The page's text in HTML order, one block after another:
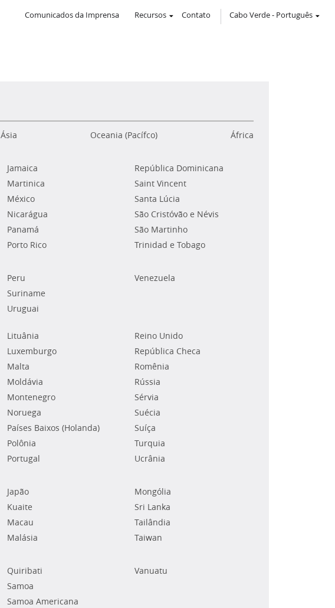
Comunicados da Imprensa Recursos Contato Cabo Verde- Português
Ásia Oceania (Pacífco) África
Jamaica
Martinica
México
Nicarágua
Panamá
Porto Rico
República Dominicana
Saint Vincent
Santa Lúcia
São Cristóvão e Névis
São Martinho
Trinidad e Tobago
Peru
Suriname
Uruguai
Venezuela
Lituânia
Luxemburgo
Malta
Moldávia
Montenegro
Noruega
Países Baixos (Holanda)
Polônia
Portugal
Reino Unido
República Checa
Romênia
Rússia
Sérvia
Suécia
Suíça
Turquia
Ucrânia
Japão
Kuaite
Macau
Malásia
Mongólia
Sri Lanka
Tailândia
Taiwan
Quiribati
Samoa
Samoa Americana
Vanuatu